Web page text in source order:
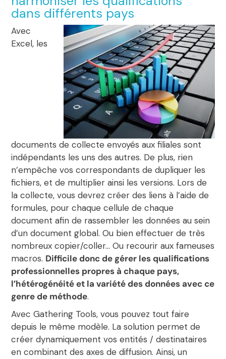
dans différents pays
Avec
Excel, les
documents de collecte envoyés aux filiales sont
indépendants les uns des autres. De plus, rien
n’empêche vos correspondants de dupliquer les
fichiers, et de multiplier ainsi les versions. Lors de
la collecte, vous devrez créer des liens à l’aide de
formules, pour chaque cellule de chaque
document afin de rassembler les données au sein
d’un document global. Ou bien effectuer de très
nombreux copier/coller… Ou recourir aux fameuses
macros. Difficile donc de gérer les qualifications
professionnelles propres à chaque pays,
l’hétérogénéité et la variété des données avec ce
genre de méthode.
Avec Gathering Tools, vous pouvez tout faire
depuis le même modèle. La solution permet de
créer dynamiquement vos entités / destinataires
en combinant des axes de diffusion. Ainsi, un